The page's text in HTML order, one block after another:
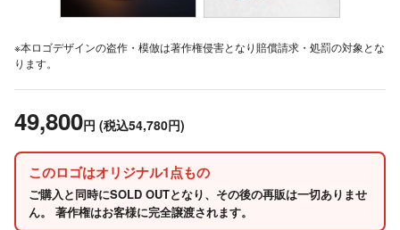
※本ロゴデザインの盗作・模倣は著作権侵害となり賠償請求・処罰の対象とな
ります。
49,800円 (税込54,780円)
このロゴはオリジナル1点もの
ご購入と同時にSOLD OUTとなり、その後の再販は一切ありませ
ん。 著作権はお客様に完全譲渡されます。